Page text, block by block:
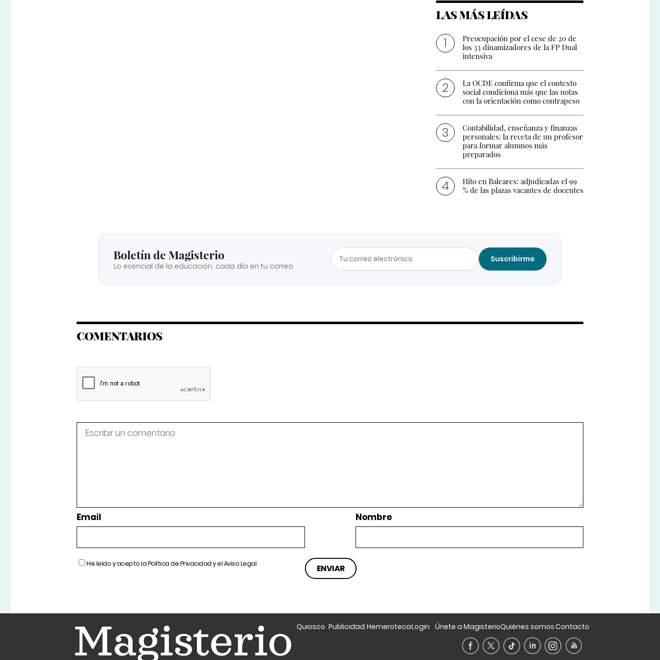
LAS MÁS LEÍDAS
Preocupación por el cese de 20 de
los 33 dinamizadores de la FP Dual
intensiva
La OCDE confirma que el contexto
social condiciona más que las notas
con la orientación como contrapeso
Contabilidad, enseñanza y finanzas
personales: la receta de un profesor
para formar alumnos más
preparados
Hito en Baleares: adjudicadas el 99
% de las plazas vacantes de docentes
Boletín de Magisterio
Lo esencial de la educación, cada día en tu correo.
Suscribirme
COMENTARIOS
Email Nombre
He leído y acepto laPolítica de Privacidady elAviso Legal
Quiosco Publicidad HemerotecaLogin Únete a MagisterioQuiénes somosContacto